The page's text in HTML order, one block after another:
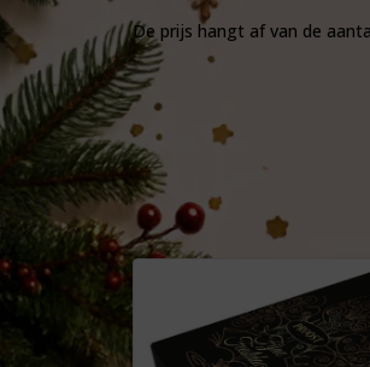
De prijs hangt af van de